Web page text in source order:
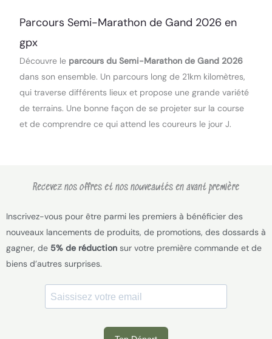
Parcours Semi-Marathon de Gand 2026 en
gpx
Découvre le parcours du Semi-Marathon de Gand 2026
dans son ensemble. Un parcours long de 21km kilomètres,
qui traverse différents lieux et propose une grande variété
de terrains. Une bonne façon de se projeter sur la course
et de comprendre ce qui attend les coureurs le jour J.
Recevez nos offres et nos nouveautés en avant première
Inscrivez-vous pour être parmi les premiers à bénéficier des
nouveaux lancements de produits, de promotions, des dossards à
gagner, de 5% de réduction sur votre première commande et de
biens d’autres surprises.